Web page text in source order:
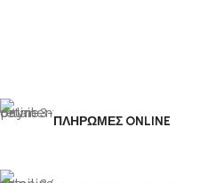
ΠΛΗΡΩΜΕΣ ONLINE